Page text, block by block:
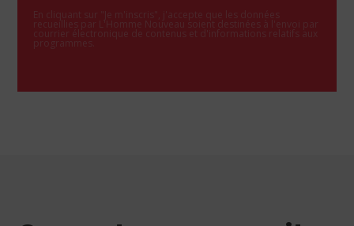
En cliquant sur "Je m'inscris", j'accepte que les données
recueillies par L'Homme Nouveau soient destinées à l'envoi par
courrier électronique de contenus et d'informations relatifs aux
programmes.